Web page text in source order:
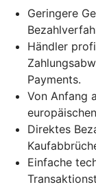
Geringere
Händler
Payments.
Von Anfang
Direktes
Einfache